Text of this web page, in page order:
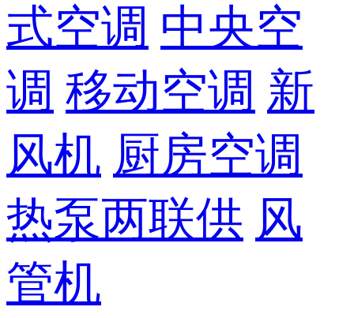
式空调 中央空
调 移动空调 新
风机 厨房空调
热泵两联供 风
管机